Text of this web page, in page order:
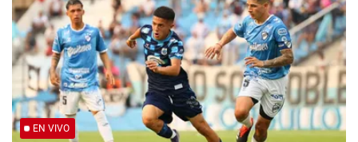
EN VIVO